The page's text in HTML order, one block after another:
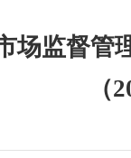
场监督
（